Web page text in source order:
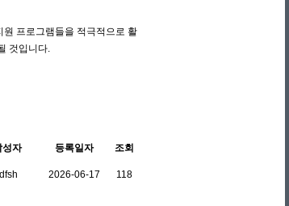
프로그램들을 적극적으로 활
것입니다.
성자 등록일자
조회
2026-06-17 118